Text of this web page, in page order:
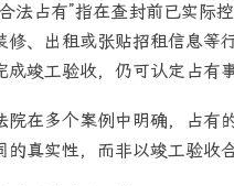
法占有”指在查封前已实际
修、出租或张贴招租信息等
成竣工验收，仍可认定占有事
院在多个案例中明确，占有
的真实性，而非以竣工验收